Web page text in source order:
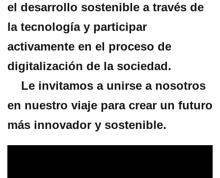
el desarrollo sostenible a través de
la tecnología y participar
activamente en el proceso de
digitalización de la sociedad.
Le invitamos a unirse a nosotros
en nuestro viaje para crear un futuro
más innovador y sostenible.